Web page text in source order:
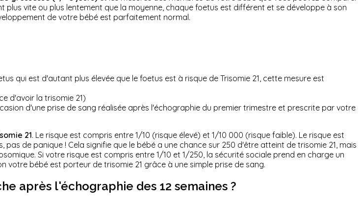
vite ou plus lentement que la moyenne, chaque foetus est différent et se développe à son
de votre bébé est parfaitement normal.
qui est d'autant plus élevée que le foetus est à risque de Trisomie 21, cette mesure est
d'avoir la trisomie 21)
d'une prise de sang réalisée après l'échographie du premier trimestre et prescrite par votre
21. Le risque est compris entre 1/10 (risque élevé) et 1/10 000 (risque faible). Le risque est
de panique ! Cela signifie que le bébé a une chance sur 250 d'être atteint de trisomie 21, mais
Si votre risque est compris entre 1/10 et 1/250, la sécurité sociale prend en charge un
votre bébé est porteur de trisomie 21 grâce à une simple prise de sang.
après l'échographie des 12 semaines ?